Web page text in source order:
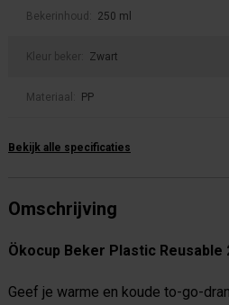
Bekerinhoud: 250 ml
Kleur beker: Zwart
Materiaal: PP
Bekijk alle specificaties
Omschrijving
Ökocup Beker Plastic Reusable
Geef je warme en koude to-go-